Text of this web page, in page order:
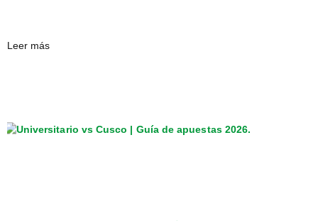
Leer más